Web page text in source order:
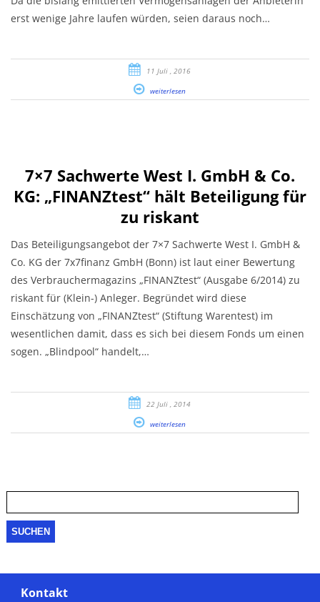
erst wenige Jahre laufen würden, seien daraus noch…
11 Juli , 2016
weiterlesen
7×7 Sachwerte West I. GmbH & Co.
KG: „FINANZtest“ hält Beteiligung für
zu riskant
Das Beteiligungsangebot der 7×7 Sachwerte West I. GmbH &
Co. KG der 7x7finanz GmbH (Bonn) ist laut einer Bewertung
des Verbrauchermagazins „FINANZtest“ (Ausgabe 6/2014) zu
riskant für (Klein-) Anleger. Begründet wird diese
Einschätzung von „FINANZtest“ (Stiftung Warentest) im
wesentlichen damit, dass es sich bei diesem Fonds um einen
sogen. „Blindpool“ handelt,…
22 Juli , 2014
weiterlesen
nach:
Kontakt